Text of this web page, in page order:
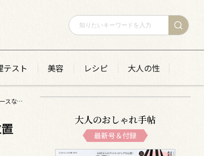
テスト 美容 レシピ 大人の性
【スナップ】50代のおしゃれはシルエットがモノをいう！ ウエスト位置高めのワンピースならスニーカーとの相性も◎
大人のおしゃれ手帖
最新号＆付録